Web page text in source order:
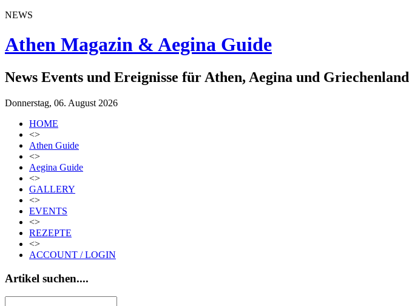
NEWS
Athen Magazin & Aegina Guide
News Events und Ereignisse für Athen, Aegina und Griechenland
Donnerstag, 06. August 2026
HOME
<>
Athen Guide
<>
Aegina Guide
<>
GALLERY
<>
EVENTS
<>
REZEPTE
<>
ACCOUNT / LOGIN
Artikel suchen....